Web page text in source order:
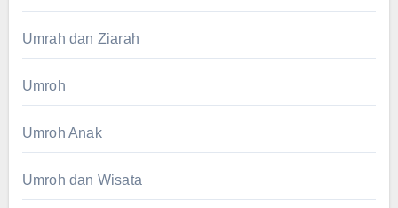
Umrah dan Ziarah
Umroh
Umroh Anak
Umroh dan Wisata